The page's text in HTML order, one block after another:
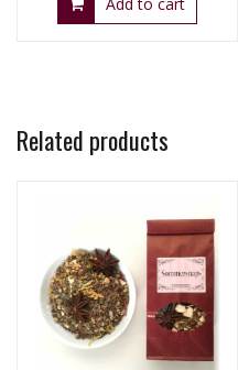
Related products